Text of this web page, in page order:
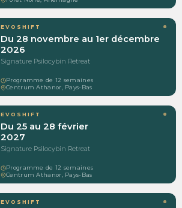
EVOSHIFT
Du 28 novembre au 1er décembre
2026
Signature Psilocybin Retreat
Programme de 12 semaines
Centrum Athanor, Pays-Bas
EVOSHIFT
Du 25 au 28 février
2027
Signature Psilocybin Retreat
Programme de 12 semaines
Centrum Athanor, Pays-Bas
EVOSHIFT